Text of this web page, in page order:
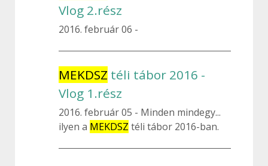
Vlog 2.rész
2016. február 06
MEKDSZ téli tábor 2016 -
Vlog 1.rész
2016. február 05
Minden mindegy...
ilyen a MEKDSZ téli tábor 2016-ban.